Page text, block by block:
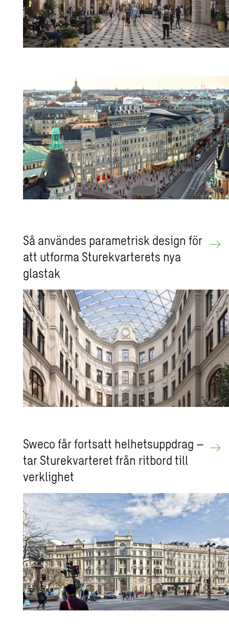
Så an­vän­des pa­ra­met­risk de­sign för
att ut­for­ma Stu­re­kvar­te­rets nya
glas­tak
Sweco får fort­satt hel­hets­upp­drag –
tar Stu­re­kvar­te­ret från rit­bord till
verk­lig­het